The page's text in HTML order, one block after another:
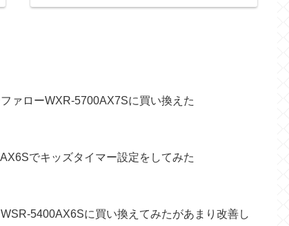
ァローWXR-5700AX7Sに買い換えた
でキッズタイマー設定をしてみた
5400AX6Sに買い換えてみたがあまり改善し